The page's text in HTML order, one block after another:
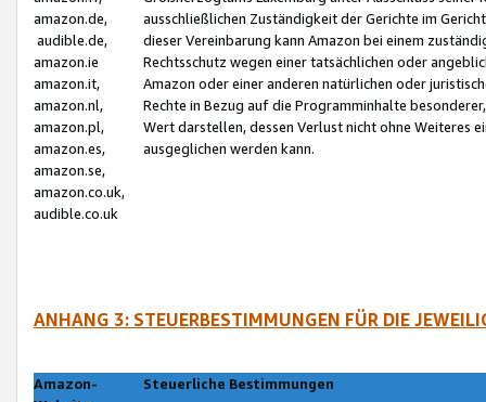
amazon.de,
audible.de,
amazon.ie
amazon.it,
amazon.nl,
amazon.pl,
amazon.es,
amazon.se,
amazon.co.uk,
audible.co.uk
ausschließlichen Zuständigkeit der Gerichte im
dieser Vereinbarung kann Amazon bei einem
Rechtsschutz wegen einer tatsächlichen oder
Amazon oder einer anderen natürlichen oder
Rechte in Bezug auf die Programminhalte
Wert darstellen, dessen Verlust nicht ohne Weiteres
ausgeglichen werden kann.
ANHANG 3: STEUERBESTIMMUNGEN FÜR DIE
Amazon-
Steuerliche Bestimmungen